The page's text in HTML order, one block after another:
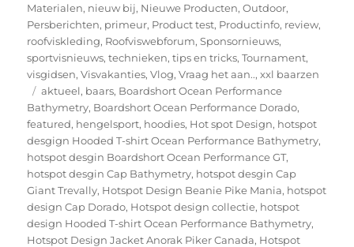
Materialen, nieuw bij, Nieuwe Producten,Outdoor,
Persberichten, primeur, Product test, Productinfo, review,
roofviskleding, Roofviswebforum,Sponsornieuws,
sportvisnieuws,technieken,tips en tricks,Tournament,
visgidsen,Visvakanties,Vlog,Vraag het aan..,xxl baarzen
Tags
aktueel, baars, Boardshort Ocean Performance
Bathymetry, Boardshort Ocean Performance Dorado,
featured, hengelsport, hoodies, Hot spot Design, hotspot
desgign Hooded T-shirt Ocean Performance Bathymetry,
hotspot desgin Boardshort Ocean Performance GT,
hotspot desgin Cap Bathymetry, hotspot desgin Cap
Giant Trevally, Hotspot Design Beanie Pike Mania, hotspot
design Cap Dorado, Hotspot design collectie, hotspot
design Hooded T-shirt Ocean Performance Bathymetry,
Hotspot Design Jacket Anorak Piker Canada, Hotspot